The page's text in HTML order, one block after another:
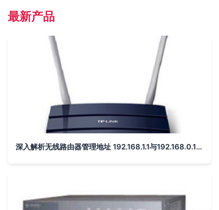
最新产品
深入解析无线路由器管理地址 192.168.1.1与192.168.0.1的差异与设置技巧